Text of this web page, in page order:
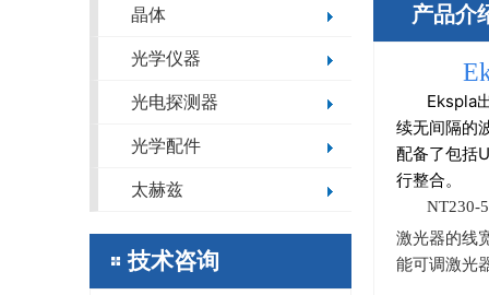
晶体
光学仪器
光电探测器
光学配件
太赫兹
技术咨询
产品介
Ekspla
续无间隔的
配备了包括
行整合。
NT230-
激光器的线
能可调激光